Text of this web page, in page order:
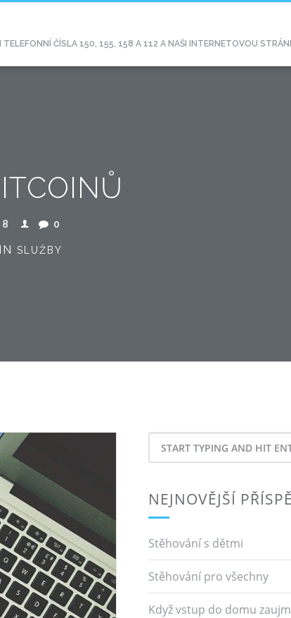
ČÍSLA 150, 155, 158 A 112 A NAŠI INTERNETOVOU
0
SLUŽBY
for
NEJNOVĚJŠÍ
Stěhování s dětmi
Stěhování pro všechny
Když vstup do domu